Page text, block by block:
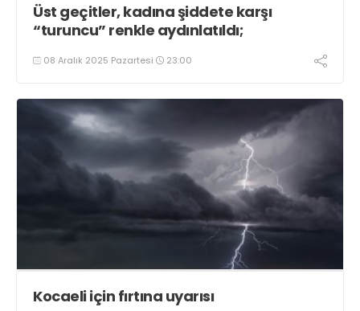
Üst geçitler, kadına şiddete karşı
“turuncu” renkle aydınlatıldı;
08 Aralık 2025 Pazartesi 23:00
Kocaeli için fırtına uyarısı